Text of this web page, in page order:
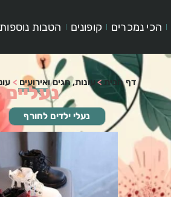
הכי נמכרים קופונים הטבות נוספות
דף הבית> עונות, חגים ואירועים >
נעליים
נעלי ילדים לחורף